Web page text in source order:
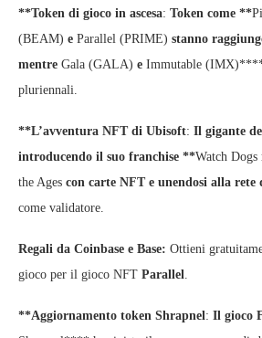
**Token di gioco in ascesa: Token come **
(BEAM) e Parallel (PRIME) stanno
mentre Gala (GALA) e Immutable
pluriennali.
**L’avventura NFT di Ubisoft: Il gigante
introducendo il suo franchise **Watch Dogs
the Ages con carte NFT e unendosi alla rete
come validatore.
Regali da Coinbase e Base: Ottieni
gioco per il gioco NFT Parallel
**Aggiornamento token Shrapnel: Il gioco